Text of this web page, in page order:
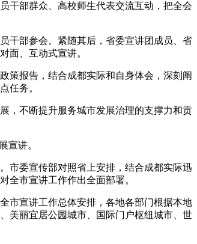
干部群众、高校师生代表交流互动，把全会
干部参会。紧随其后，省委宣讲团成员、省
面、互动式宣讲。
策报告，结合成都实际和自身体会，深刻阐
任务。
，不断提升服务城市发展治理的支撑力和贡
宣讲。
市委宣传部对照省上安排，结合成都实际迅
全市宣讲工作作出全面部署。
市宣讲工作总体安排，各地各部门根据本地
美丽宜居公园城市、国际门户枢纽城市、世